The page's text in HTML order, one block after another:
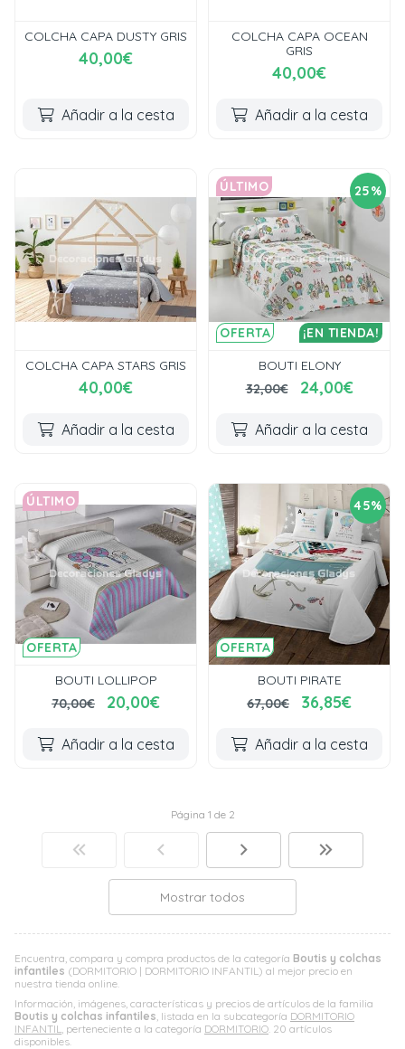
Encuentra, compara y compra productos de la categoría Boutis y colchas
infantiles (DORMITORIO | DORMITORIO INFANTIL) al mejor precio en
nuestra tienda online.
Información, imágenes, características y precios de artículos de la familia
Boutis y colchas infantiles, listada en la subcategoría DORMITORIO
INFANTIL, perteneciente a la categoría DORMITORIO. 20 artículos
disponibles.
COLCHA CAPA DUSTY GRIS
40,00€
Añadir a la cesta
COLCHA CAPA OCEAN
GRIS
40,00€
Añadir a la cesta
COLCHA CAPA STARS GRIS
40,00€
Añadir a la cesta
25%
OFERTA ¡EN TIENDA!
ÚLTIMO
BOUTI ELONY
32,00€
24,00€
Añadir a la cesta
OFERTA
ÚLTIMO
BOUTI LOLLIPOP
70,00€
20,00€
Añadir a la cesta
45%
OFERTA
BOUTI PIRATE
67,00€
36,85€
Añadir a la cesta
Página 1 de 2
Mostrar todos